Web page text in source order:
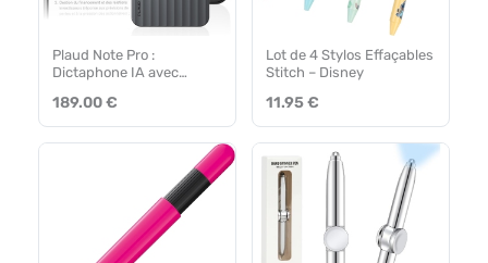
Plaud Note Pro :
Dictaphone IA avec
189.00 €
Lot de 4 Stylos Effaçables
Stitch – Disney
11.95 €